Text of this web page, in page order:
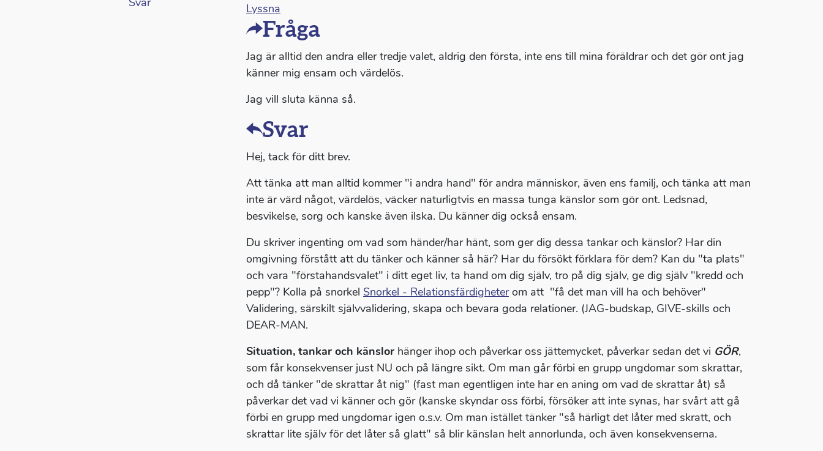
Lyssna
Fråga
Jag är alltid den andra eller tredje valet, aldrig den första, inte ens till mina föräldrar och det gör ont jag
känner mig ensam och värdelös.
Jag vill sluta känna så.
Svar
Hej, tack för ditt brev.
Att tänka att man alltid kommer "i andra hand" för andra människor, även ens familj, och tänka att man
inte är värd något, värdelös, väcker naturligtvis en massa tunga känslor som gör ont. Ledsnad,
besvikelse, sorg och kanske även ilska. Du känner dig också ensam.
Du skriver ingenting om vad som händer/har hänt, som ger dig dessa tankar och känslor? Har din
omgivning förstått att du tänker och känner så här? Har du försökt förklara för dem? Kan du "ta plats"
och vara "förstahandsvalet" i ditt eget liv, ta hand om dig själv, tro på dig själv, ge dig själv "kredd och
pepp"? Kolla på snorkel Snorkel - Relationsfärdigheterom att "få det man vill ha och behöver"
Validering, särskilt självvalidering, skapa och bevara goda relationer. (JAG-budskap, GIVE-skills och
DEAR-MAN.
Situation, tankar och känslor hänger ihop och påverkar oss jättemycket, påverkar sedan det vi GÖR,
som får konsekvenser just NU och på längre sikt. Om man går förbi en grupp ungdomar som skrattar,
och då tänker "de skrattar åt nig" (fast man egentligen inte har en aning om vad de skrattar åt) så
påverkar det vad vi känner och gör (kanske skyndar oss förbi, försöker att inte synas, har svårt att gå
förbi en grupp med ungdomar igen o.s.v. Om man istället tänker "så härligt det låter med skratt, och
skrattar lite själv för det låter så glatt" så blir känslan helt annorlunda, och även konsekvenserna.